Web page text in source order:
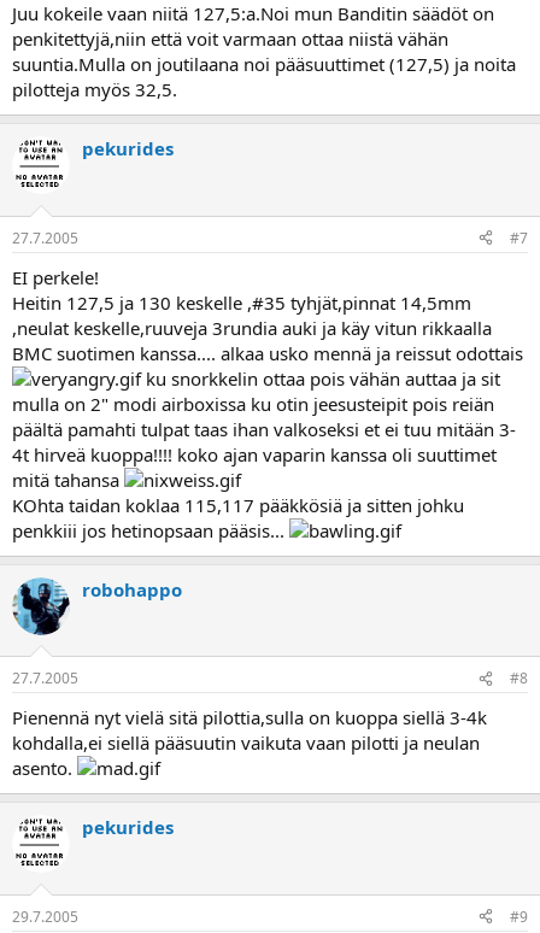
Juu kokeile vaan niitä 127,5:a.Noi mun Banditin säädöt on
penkitettyjä,niin että voit varmaan ottaa niistä vähän
suuntia.Mulla on joutilaana noi pääsuuttimet (127,5) ja noita
pilotteja myös 32,5.
pekurides
27.7.2005 #7
EI perkele!
Heitin 127,5 ja 130 keskelle ,#35 tyhjät,pinnat 14,5mm
,neulat keskelle,ruuveja 3rundia auki ja käy vitun rikkaalla
BMC suotimen kanssa.... alkaa usko mennä ja reissut odottais
ku snorkkelin ottaa pois vähän auttaa ja sit
mulla on 2" modi airboxissa ku otin jeesusteipit pois reiän
päältä pamahti tulpat taas ihan valkoseksi et ei tuu mitään 3-
4t hirveä kuoppa!!!! koko ajan vaparin kanssa oli suuttimet
mitä tahansa
KOhta taidan koklaa 115,117 pääkkösiä ja sitten johku
penkkiii jos hetinopsaan pääsis...
robohappo
27.7.2005 #8
Pienennä nyt vielä sitä pilottia,sulla on kuoppa siellä 3-4k
kohdalla,ei siellä pääsuutin vaikuta vaan pilotti ja neulan
asento.
pekurides
29.7.2005 #9